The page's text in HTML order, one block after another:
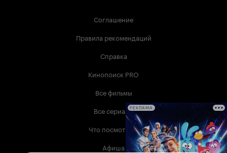
Соглашение
Правила рекомендаций
Справка
Кинопоиск PRO
Все фильмы
Все сериалы
Что посмотреть
Афиша
РЕКЛАМА